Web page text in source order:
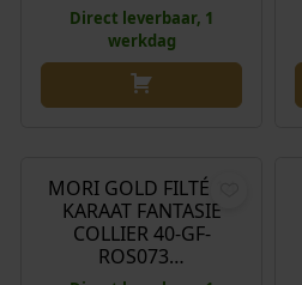
Direct leverbaar, 1
werkdag
MORI GOLD FILTÉ 14
KARAAT FANTASIE
COLLIER 40-GF-
ROS073…